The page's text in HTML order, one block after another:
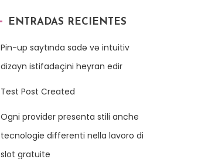
ENTRADAS RECIENTES
Pin-up saytında sadə və intuitiv
dizayn istifadəçini heyran edir
Test Post Created
Ogni provider presenta stili anche
tecnologie differenti nella lavoro di
slot gratuite